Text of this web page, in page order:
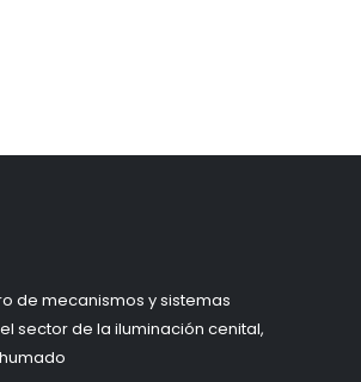
de mecanismos y sistemas
sector de la iluminación cenital,